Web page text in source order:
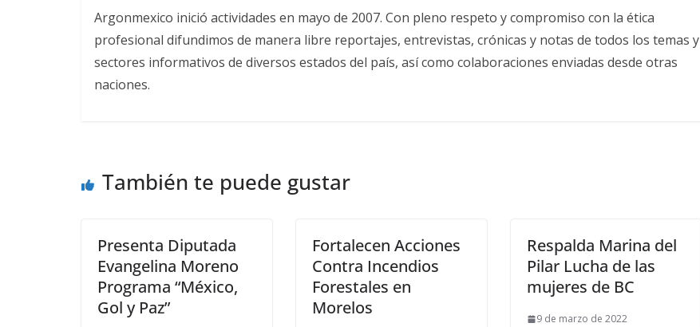
Argonmexico inició actividades en mayo de 2007. Con pleno respeto y compromiso con la ética
profesional difundimos de manera libre reportajes, entrevistas, crónicas y notas de todos los temas y
sectores informativos de diversos estados del país, así como colaboraciones enviadas desde otras
naciones.
También te puede gustar
Presenta Diputada
Evangelina Moreno
Programa “México,
Gol y Paz”
Fortalecen Acciones
Contra Incendios
Forestales en
Morelos
Respalda Marina del
Pilar Lucha de las
mujeres de BC
9 de marzo de 2022